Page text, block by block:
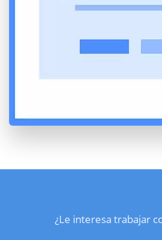
¿Le interesa trabajar